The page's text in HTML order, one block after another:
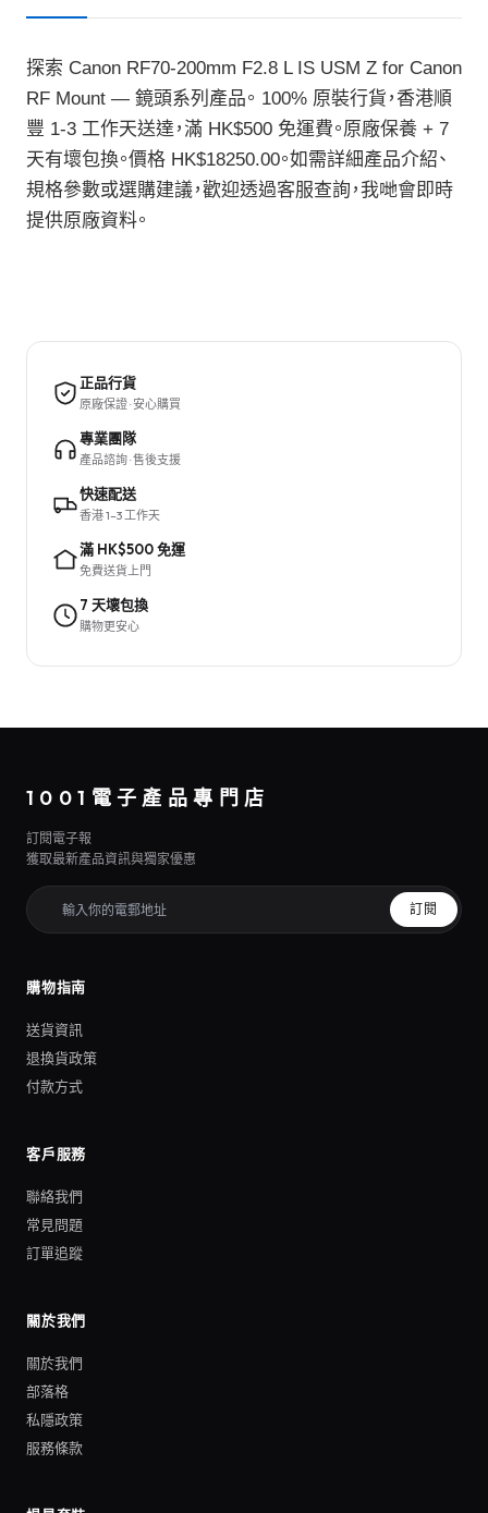
探索 Canon RF70-200mm F2.8 L IS USM Z for Canon
RF Mount — 鏡頭系列產品。 100% 原裝行貨，香港順
豐 1-3 工作天送達，滿 HK$500 免運費。原廠保養 + 7
天有壞包換。價格 HK$18250.00。如需詳細產品介紹、
規格參數或選購建議，歡迎透過客服查詢，我哋會即時
提供原廠資料。
正品行貨
原廠保證 · 安心購買
專業團隊
產品諮詢 · 售後支援
快速配送
香港 1–3 工作天
滿 HK$500 免運
免費送貨上門
7 天壞包換
購物更安心
1001電子產品專門店
訂閱電子報
獲取最新產品資訊與獨家優惠
訂閱
購物指南
送貨資訊
退換貨政策
付款方式
客戶服務
聯絡我們
常見問題
訂單追蹤
關於我們
關於我們
部落格
私隱政策
服務條款